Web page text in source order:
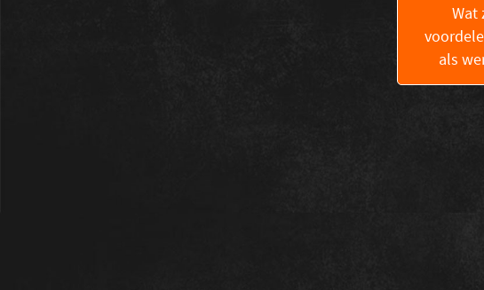
Wat
als